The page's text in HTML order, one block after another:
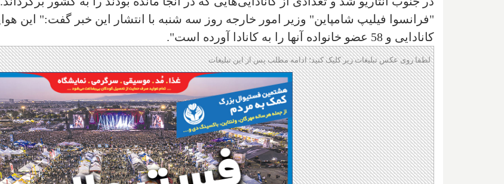
كانادایی و 58 عضو خانواده آنها را به کانادا آورده است".
لطفا روی عکس تبلیغات زیر کلیک کنید؛ ادامه مطلب پس از این تبلیغات